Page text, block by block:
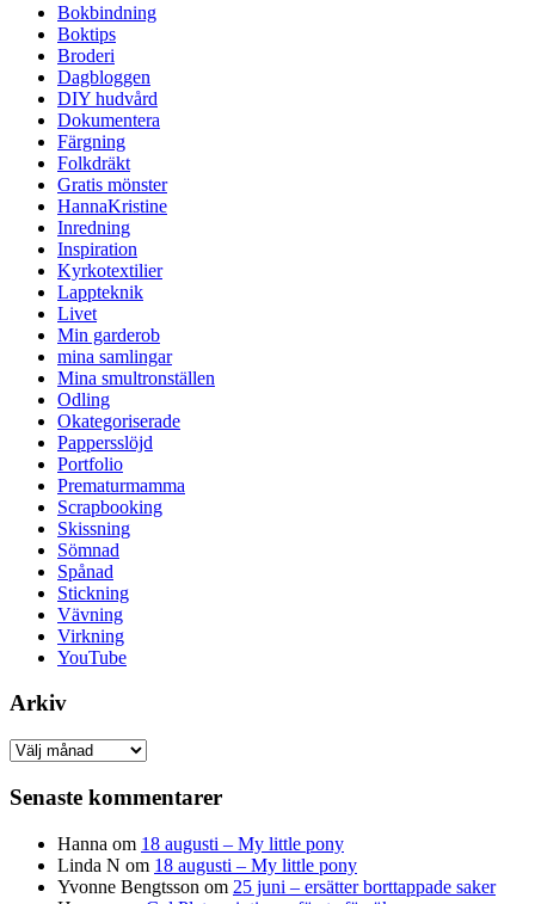
Bokbindning
Boktips
Broderi
Dagbloggen
DIY hudvård
Dokumentera
Färgning
Folkdräkt
Gratis mönster
HannaKristine
Inredning
Inspiration
Kyrkotextilier
Lappteknik
Livet
Min garderob
mina samlingar
Mina smultronställen
Odling
Okategoriserade
Pappersslöjd
Portfolio
Prematurmamma
Scrapbooking
Skissning
Sömnad
Spånad
Stickning
Vävning
Virkning
YouTube
Arkiv
Arkiv
Senaste kommentarer
Hanna om 18 augusti – My little pony
Linda N om 18 augusti – My little pony
Yvonne Bengtsson om 25 juni – ersätter borttappade saker